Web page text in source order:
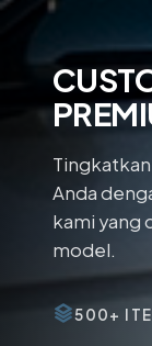
Anda
kami yang
model.
500+